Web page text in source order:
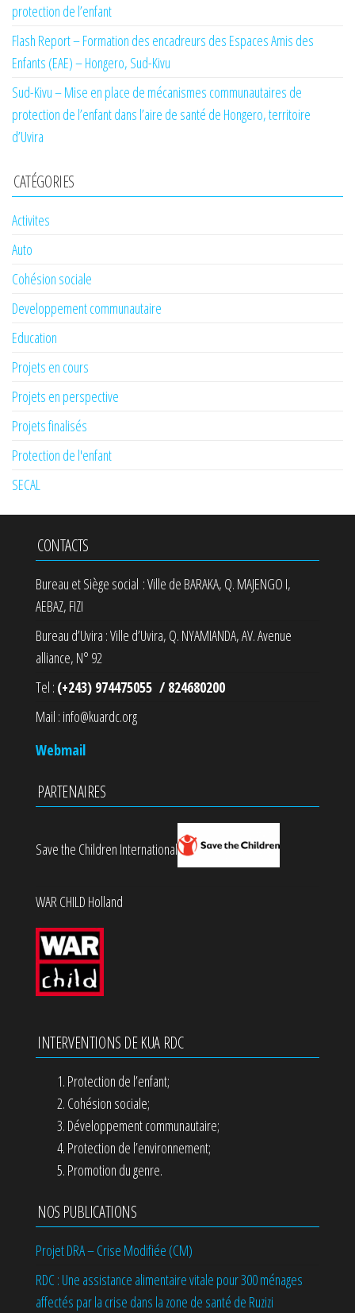
protection de l’enfant
Flash Report – Formation des encadreurs des Espaces Amis des
Enfants (EAE) – Hongero, Sud-Kivu
Sud-Kivu – Mise en place de mécanismes communautaires de
protection de l’enfant dans l’aire de santé de Hongero, territoire
d’Uvira
CATÉGORIES
Activites
Auto
Cohésion sociale
Developpement communautaire
Education
Projets en cours
Projets en perspective
Projets finalisés
Protection de l'enfant
SECAL
CONTACTS
Bureau et Siège social : Ville de BARAKA, Q. MAJENGO I,
AEBAZ, FIZI
Bureau d’Uvira : Ville d’Uvira, Q. NYAMIANDA, AV. Avenue
alliance, N° 92
Tel : (+243) 974475055 / 824680200
Mail : info@kuardc.org
Webmail
PARTENAIRES
Save the Children International
WAR CHILD Holland
INTERVENTIONS DE KUA RDC
Protection de l’enfant;
Cohésion sociale;
Développement communautaire;
Protection de l’environnement;
Promotion du genre.
NOS PUBLICATIONS
Projet DRA – Crise Modifiée (CM)
RDC : Une assistance alimentaire vitale pour 300 ménages
affectés par la crise dans la zone de santé de Ruzizi